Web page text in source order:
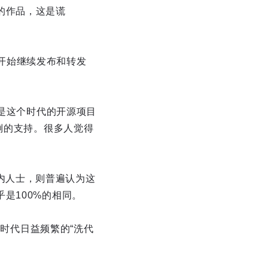
作品，这是谎
始继续发布和转发
这个时代的开源项目
支持。很多人觉得
人士，则普遍认为这
100%的相同。
代日益频繁的“洗代